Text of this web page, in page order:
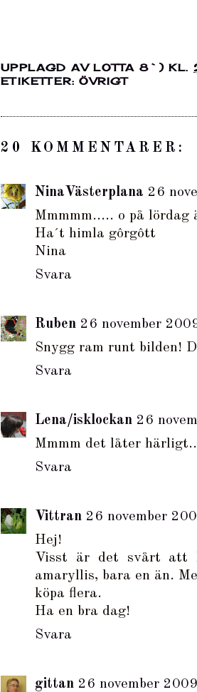
UPPLAGD AVLOTTA 8`)KL.
ETIKETTER:ÖVRIGT
20 KOMMENTARER:
NinaVästerplana 26
Mmmmm..... o på
Ha´t himla gôrgôtt
Nina
Svara
Ruben 26 november
Snygg ram runt bilden!
Svara
Lena/isklockan 26
Mmmm det låter
Svara
Vittran 26 november
Hej!
Visst är det svårt att
amaryllis, bara en än.
köpa flera.
Ha en bra dag!
Svara
gittan 26 november